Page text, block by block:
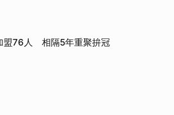
盟76人 相隔5年重聚拚冠